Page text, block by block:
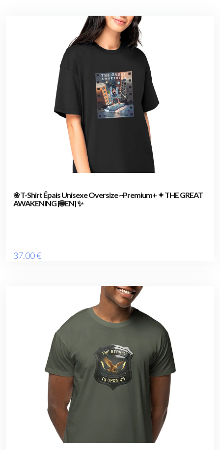
❀ T-Shirt Épais Unisexe Oversize ~Premium+ ✦ THE GREAT
AWAKENING [🌐 EN] ✨
37.00€